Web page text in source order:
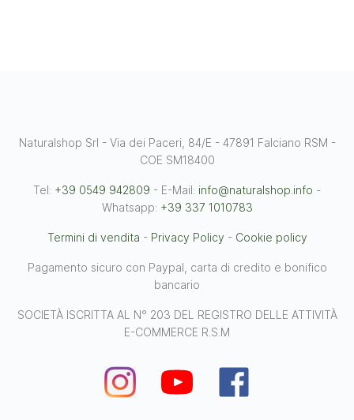
Naturalshop Srl - Via dei Paceri, 84/E - 47891 Falciano RSM -
COE SM18400
Tel: +39 0549 942809 - E-Mail: info@naturalshop.info -
Whatsapp: +39 337 1010783
Termini di vendita - Privacy Policy - Cookie policy
Pagamento sicuro con Paypal, carta di credito e bonifico
bancario
SOCIETÀ ISCRITTA AL N° 203 DEL REGISTRO DELLE ATTIVITÀ
E-COMMERCE R.S.M